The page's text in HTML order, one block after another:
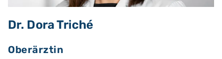
Dr. Dora Triché
Oberärztin